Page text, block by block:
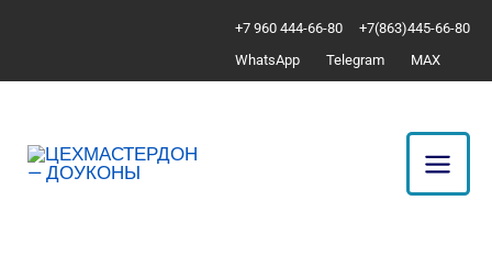
содержимому
+7 960 444-66-80
+7(863)445-66-80
WhatsApp
Telegram MAX
популярности